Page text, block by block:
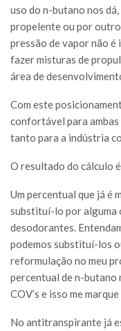
uso do n-butano nos
propelente ou por
pressão de vapor não
fazer misturas de
área de
Com este
confortável para
tanto para a indústria
O resultado do cálculo
Um percentual que já é
substituí-lo por alguma
desodorantes.
podemos substituí-los
reformulação no meu
percentual de n-butano
COV’s e isso me
No antitranspirante já